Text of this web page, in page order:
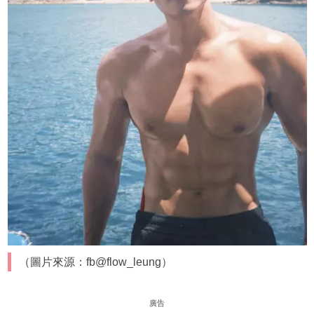
（圖片來源：fb@flow_leung）
廣告